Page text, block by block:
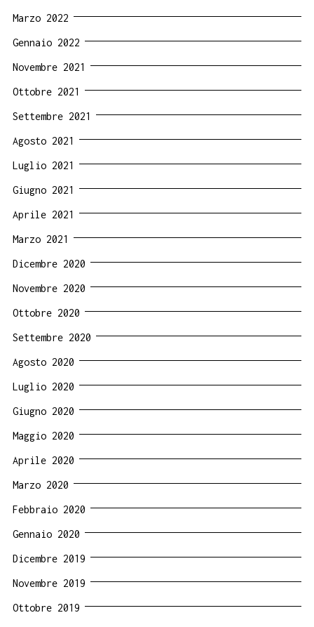
Marzo 2022
Gennaio 2022
Novembre 2021
Ottobre 2021
Settembre 2021
Agosto 2021
Luglio 2021
Giugno 2021
Aprile 2021
Marzo 2021
Dicembre 2020
Novembre 2020
Ottobre 2020
Settembre 2020
Agosto 2020
Luglio 2020
Giugno 2020
Maggio 2020
Aprile 2020
Marzo 2020
Febbraio 2020
Gennaio 2020
Dicembre 2019
Novembre 2019
Ottobre 2019